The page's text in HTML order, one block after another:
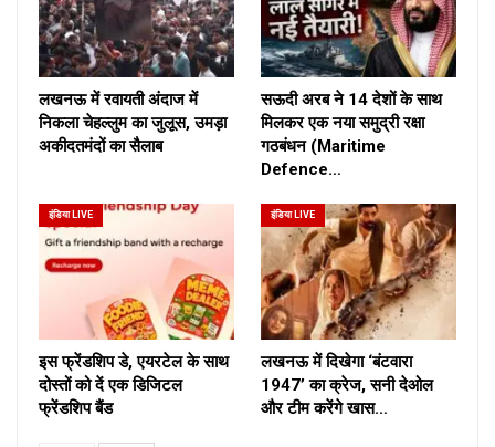
लखनऊ में रवायती अंदाज में
निकला चेहल्लुम का जुलूस, उमड़ा
अकीदतमंदों का सैलाब
सऊदी अरब ने 14 देशों के साथ
मिलकर एक नया समुद्री रक्षा
गठबंधन (Maritime
Defence…
इंडिया LIVE
इस फ्रेंडशिप डे, एयरटेल के साथ
दोस्तों को दें एक डिजिटल
फ्रेंडशिप बैंड
इंडिया LIVE
लखनऊ में दिखेगा ‘बंटवारा
1947’ का क्रेज, सनी देओल
और टीम करेंगे खास…